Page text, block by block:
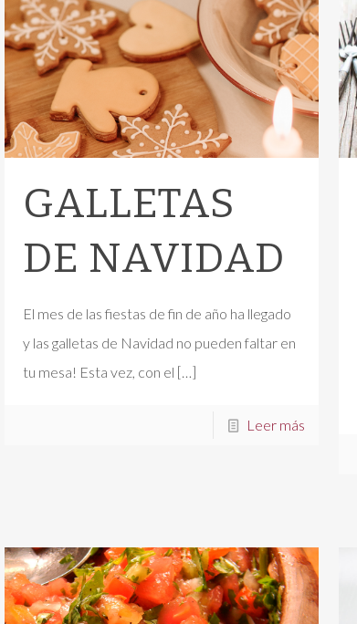
GALLETAS
DE NAVIDAD
El mes de las fiestas de fin de año ha llegado
y las galletas de Navidad no pueden faltar en
tu mesa! Esta vez, con el […]
Leer más